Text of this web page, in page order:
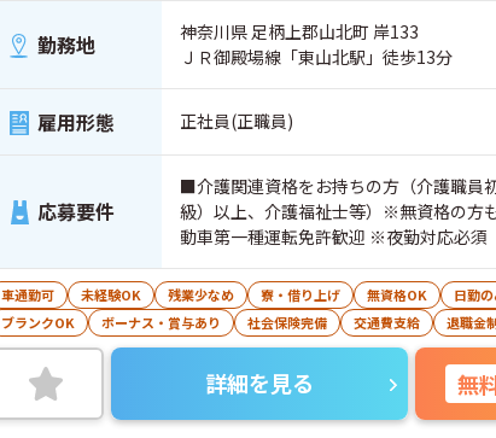
勤務地
神奈川県 足柄上郡山北町 岸133
ＪＲ御殿場線「東山北駅」徒歩13分
雇用形態 正社員(正職員)
応募要件
■介護関連資格をお持ちの方（介護職員
級）以上、介護福祉士等）※無資格の方
動車第一種運転免許歓迎 ※夜勤対応必須
ず、介護職正社員は夜勤シフトに入る可
車通勤可 未経験OK 残業少なめ 寮・借り上げ 無資格OK 日勤
ブランクOK
ボーナス・賞与あり 社会保険完備 交通費支給 退職金
詳細を見る 無